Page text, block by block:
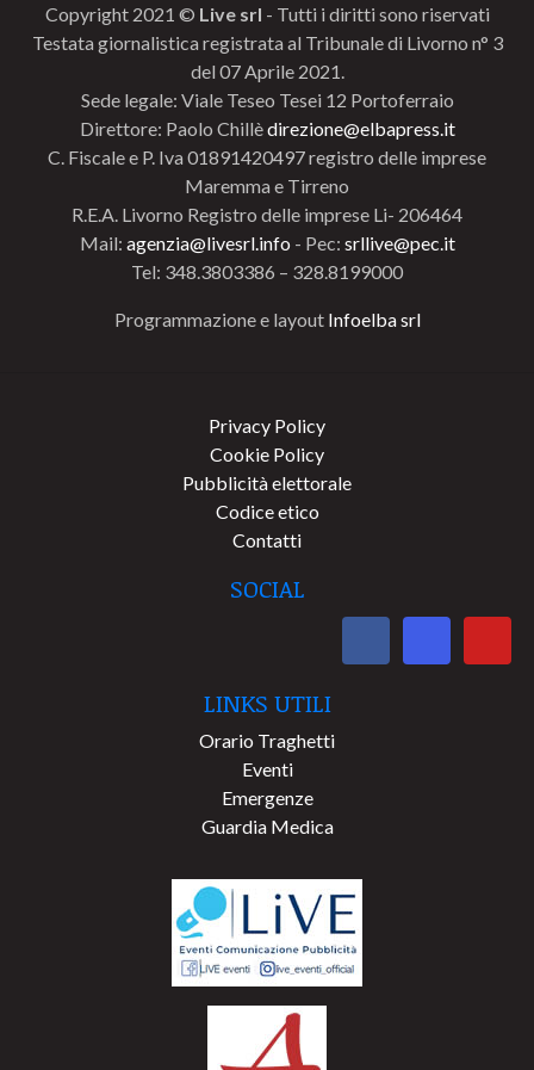
Copyright 2021 © Live srl - Tutti i diritti sono riservati
Testata giornalistica registrata al Tribunale di Livorno n° 3
del 07 Aprile 2021.
Sede legale: Viale Teseo Tesei 12 Portoferraio
Direttore: Paolo Chillèdirezione@elbapress.it
C. Fiscale e P. Iva 01891420497 registro delle imprese
Maremma e Tirreno
R.E.A. Livorno Registro delle imprese Li- 206464
Mail: agenzia@livesrl.info - Pec: srllive@pec.it
Tel: 348.3803386 – 328.8199000
Programmazione e layout Infoelba srl
Privacy Policy
Cookie Policy
Pubblicità elettorale
Codice etico
Contatti
SOCIAL
LINKS UTILI
Orario Traghetti
Eventi
Emergenze
Guardia Medica